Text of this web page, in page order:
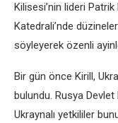
Kilisesi’nin lideri Patrik
Katedrali’nde
söyleyerek özenli
Bir gün önce Kirill,
bulundu. Rusya
Ukraynalı yetkililer